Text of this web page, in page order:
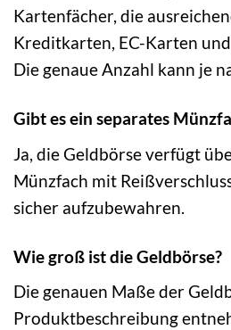
Kartenfächer, die
Kreditkarten, EC-Karten
Die genaue Anzahl kann je
Gibt es ein separates
Ja, die Geldbörse verfügt
Münzfach mit
sicher aufzubewahren.
Wie groß ist die Geldbörse?
Die genauen Maße der
Produktbeschreibung